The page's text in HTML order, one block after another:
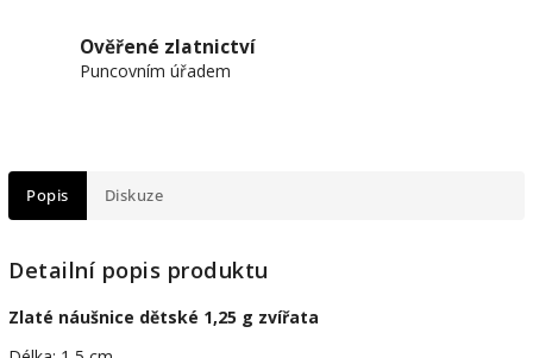
Ověřené zlatnictví
Puncovním úřadem
Popis Diskuze
Detailní popis produktu
Zlaté náušnice dětské 1,25 g zvířata